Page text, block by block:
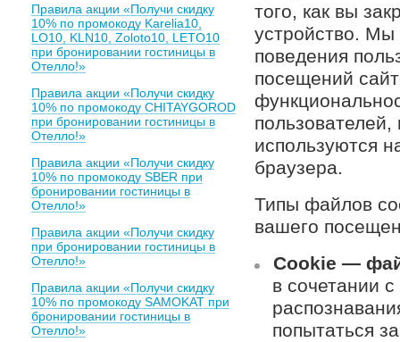
Правила акции «Получи скидку
10% по промокоду Karelia10,
LO10, KLN10, Zoloto10, LETO10
при бронировании гостиницы в
Отелло!»
Правила акции «Получи скидку
10% по промокоду CHITAYGOROD
при бронировании гостиницы в
Отелло!»
Правила акции «Получи скидку
10% по промокоду SBER при
бронировании гостиницы в
Отелло!»
Правила акции «Получи скидку
при бронировании гостиницы в
Отелло!»
Правила акции «Получи скидку
10% по промокоду SAMOKAT при
бронировании гостиницы в
Отелло!»
того, как вы
устройство.
поведения
посещений
используются
браузера.
Типы файлов
вашего
Cookie —
в сочетании
попытаться